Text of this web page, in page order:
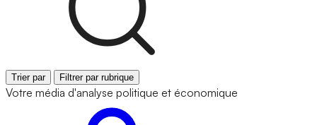
Trier par Filtrer par rubrique
Votre média d'analyse politique et économique